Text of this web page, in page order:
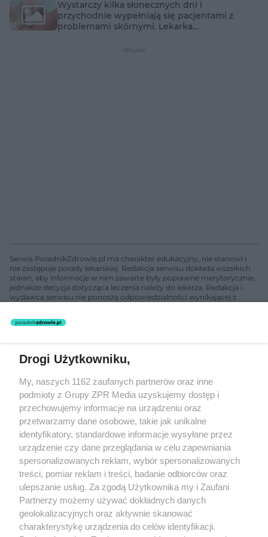
Wystarczy kilka słonecznych dni i
przychodnie wypełniają się pacjentami z
problemami skórnymi. Lekarka
Serwis PoradnikZdrowie.pl ma charakter edukacyjny, nie stanowi i
nie zastępuje porady lekarskiej. Redakcja serwisu dokłada wszelkich
starań, aby informacje w nim zawarte były poprawne merytorycznie,
jednakże decyzja dotycząca leczenia należy do lekarza. Redakcja i
wydawca serwisu nie ponoszą odpowiedzialności wynikającej z
świadczeń zdrowotnych w rozumieniu art. 3 ust 1 ustawy o
rozpowszechniany lub dalej rozpowszechniany w jakikolwiek sposób
(w tym także elektroniczny lub mechaniczny) na jakimkolwiek polu
eksploatacji w jakiejkolwiek formie, włącznie z umieszczaniem w
Internecie bez pisemnej zgody właściciela praw. Jakiekolwiek użycie
lub wykorzystanie utworów w całości lub w części z naruszeniem
prawa, tzn. bez właściwej zgody, jest zabronione pod groźbą kary i
może być ścigane prawnie.
O nas
Drogi Użytkowniku,
My, naszych 1162 zaufanych partnerów oraz inne
podmioty z Grupy ZPR Media uzyskujemy dostęp i
przechowujemy informacje na urządzeniu oraz
przetwarzamy dane osobowe, takie jak unikalne
identyfikatory, standardowe informacje wysyłane przez
urządzenie czy dane przeglądania w celu zapewniania
spersonalizowanych reklam, wybór spersonalizowanych
treści, pomiar reklam i treści, badanie odbiorców oraz
ulepszanie usług. Za zgodą Użytkownika my i Zaufani
Partnerzy możemy używać dokładnych danych
geolokalizacyjnych oraz aktywnie skanować
charakterystykę urządzenia do celów identyfikacji.